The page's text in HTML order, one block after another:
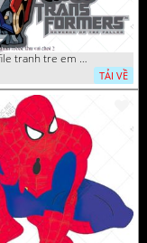
file tranh tre em sieu nhan robot khu vui choi 2
TẢI VỀ